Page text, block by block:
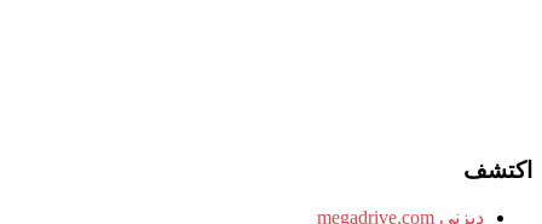
اكتشف
ديزني megadrive.com